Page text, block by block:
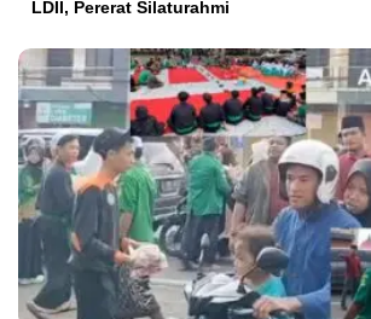
LDII, Pererat Silaturahmi